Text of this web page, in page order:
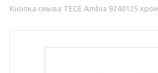
Кнопка смыва TECE Ambia 9240125